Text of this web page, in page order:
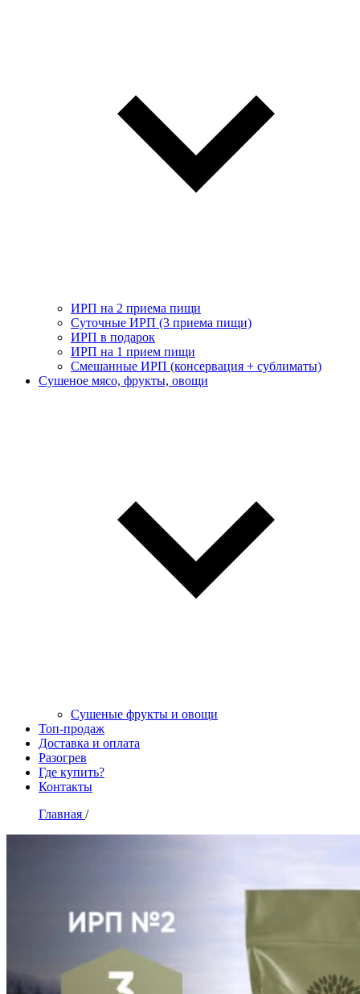
ИРП на 2 приема пищи
Суточные ИРП (3 приема пищи)
ИРП в подарок
ИРП на 1 прием пищи
Смешанные ИРП (консервация + сублиматы)
Сушеное мясо, фрукты, овощи
Сушеные фрукты и овощи
Топ-продаж
Доставка и оплата
Разогрев
Где купить?
Контакты
Главная /